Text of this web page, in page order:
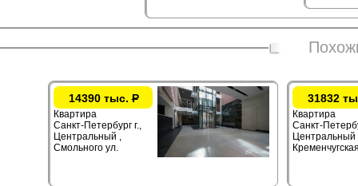
14390 тыс.Р
Квартира
Санкт-Петербург г.,
Центральный ,
Смольного ул.
31832
Квартира
Санкт-
Центральный